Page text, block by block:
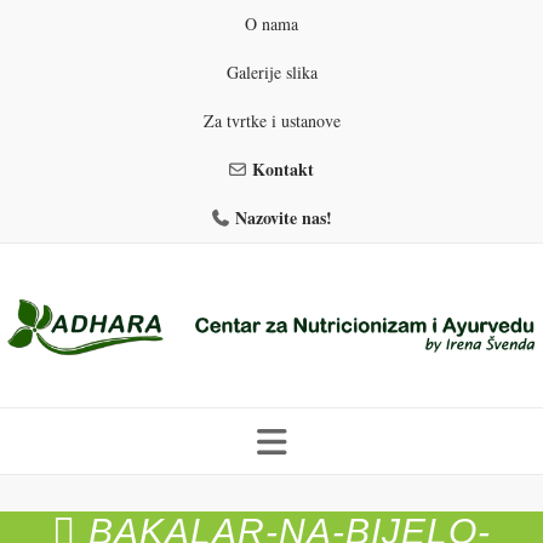
O nama
Galerije slika
Za tvrtke i ustanove
Kontakt
Nazovite nas!
to
PROGRAMI PREHRANE PRIRODNO MRŠAVLJENJE
BAKALAR-NA-BIJELO-